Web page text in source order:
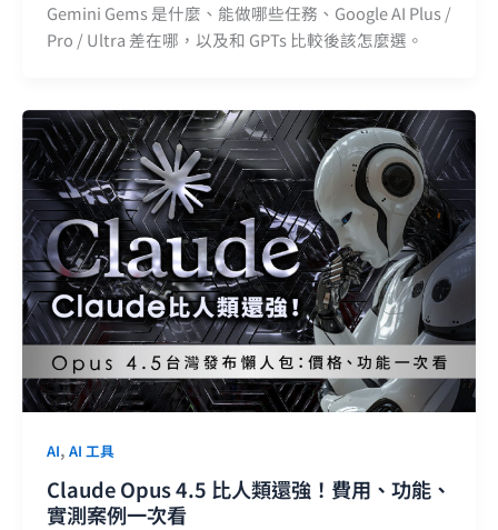
Gemini Gems 是什麼、能做哪些任務、Google AI Plus /
Pro / Ultra 差在哪，以及和 GPTs 比較後該怎麼選。
AI, AI 工具
Claude Opus 4.5 比人類還強！費用、功能、
實測案例一次看